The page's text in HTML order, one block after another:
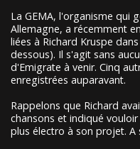
La GEMA, l'organisme qui
Allemagne, a récemment
liées à Richard Kruspe
dessous). Il s'agit sans
d'Emigrate à venir. Cinq
enregistrées auparavant.
Rappelons que Richard
chansons et indiqué
plus électro à son projet. A